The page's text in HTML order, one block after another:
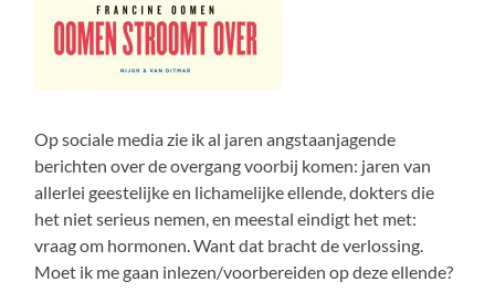
Op sociale media zie ik al jaren angstaanjagende
berichten over de overgang voorbij komen: jaren van
allerlei geestelijke en lichamelijke ellende, dokters die
het niet serieus nemen, en meestal eindigt het met:
vraag om hormonen. Want dat bracht de verlossing.
Moet ik me gaan inlezen/voorbereiden op deze ellende?